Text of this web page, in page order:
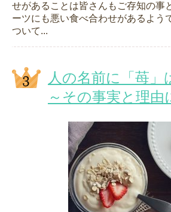
せがあることは皆さんもご存知の事
ーツにも悪い食べ合わせがあるよう
ついて...
人の名前に「苺」
～その事実と理由